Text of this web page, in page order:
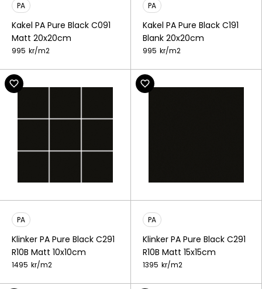
PA
Kakel PA Pure Black C091
Matt 20x20cm
995 kr/m2
PA
Kakel PA Pure Black C191
Blank 20x20cm
995 kr/m2
PA
Klinker PA Pure Black C291
R10B Matt 10x10cm
1495 kr/m2
PA
Klinker PA Pure Black C291
R10B Matt 15x15cm
1395 kr/m2